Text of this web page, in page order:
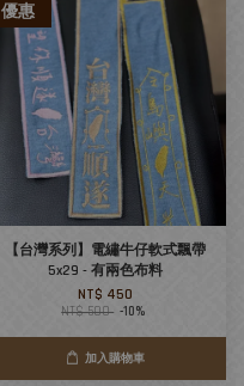
優惠
【台灣系列】電繡牛仔軟式飄帶
5x29 - 有兩色布料
NT$ 450
NT$ 500 -10%
加入購物車